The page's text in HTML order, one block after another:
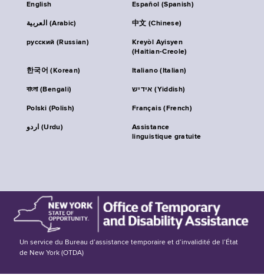
English Español (Spanish)
العربية (Arabic) 中文 (Chinese)
русский (Russian)
Kreyòl Ayisyen
(Haitian-Creole)
한국어 (Korean) Italiano (Italian)
বাংলা (Bengali) אידיש (Yiddish)
Polski (Polish) Français (French)
اردو (Urdu)
Assistance
linguistique gratuite
Un service du Bureau d’assistance temporaire et d’invalidité de l’État
de New York (OTDA)